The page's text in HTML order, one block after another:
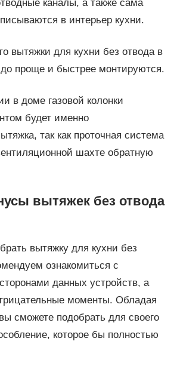
каналы, а также сама
в интерьер кухни.
вытяжки для кухни без отвода в
проще и быстрее монтируются.
в доме газовой колонки
будет именно
так как проточная система
шахте обратную
вытяжек без отвода
вытяжку для кухни без
ознакомиться с
данных устройств, а
моменты. Обладая
сможете подобрать для своего
которое бы полностью